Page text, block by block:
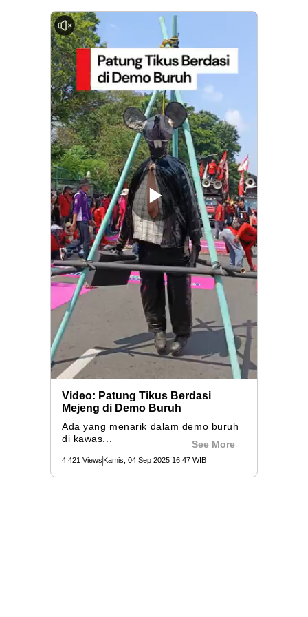
0:00
Memutarkan
Video
Video: Patung Tikus Berdasi
Mejeng di Demo Buruh
Ada yang menarik dalam demo buruh
di kawas...
See More
4,421 Views Kamis, 04 Sep 2025 16:47 WIB